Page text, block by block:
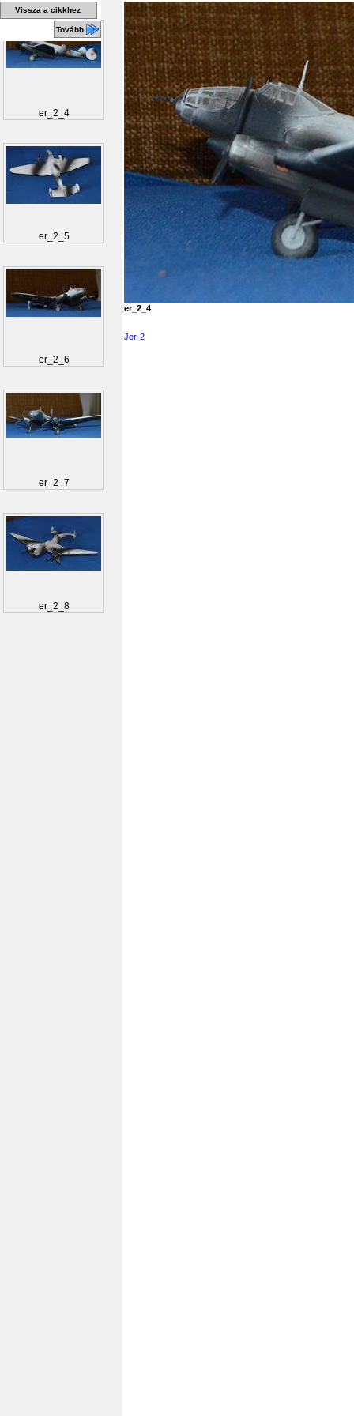
er_2_4
Jer-2
Vissza a cikkhez
Tovább
er_2_4
er_2_5
er_2_6
er_2_7
er_2_8